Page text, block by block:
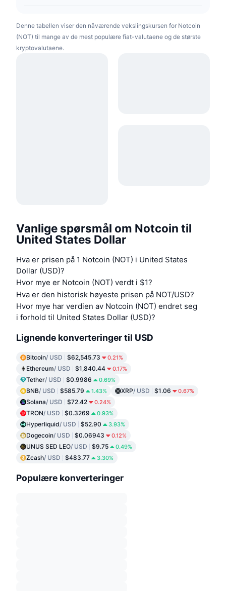
Denne tabellen viser den nåværende vekslingskursen for Notcoin
(NOT) til mange av de mest populære fiat-valutaene og de største
kryptovalutaene.
Vanlige spørsmål om Notcoin til
United States Dollar
Hva er prisen på 1 Notcoin (NOT) i United States
Dollar (USD)?
Hvor mye er Notcoin (NOT) verdt i $1?
Hva er den historisk høyeste prisen på NOT/USD?
Hvor mye har verdien av Notcoin (NOT) endret seg
i forhold til United States Dollar (USD)?
Lignende konverteringer til USD
Bitcoin/ USD $62,545.73 0.21%
Ethereum/ USD $1,840.44 0.17%
Tether/ USD $0.9986 0.69%
BNB/ USD $585.79 1.43% XRP/ USD $1.06 0.67%
Solana/ USD $72.42 0.24%
TRON/ USD $0.3269 0.93%
Hyperliquid/ USD $52.90 3.93%
Dogecoin/ USD $0.06943 0.12%
UNUS SED LEO/ USD $9.75 0.49%
Zcash/ USD $483.77 3.30%
Populære konverteringer